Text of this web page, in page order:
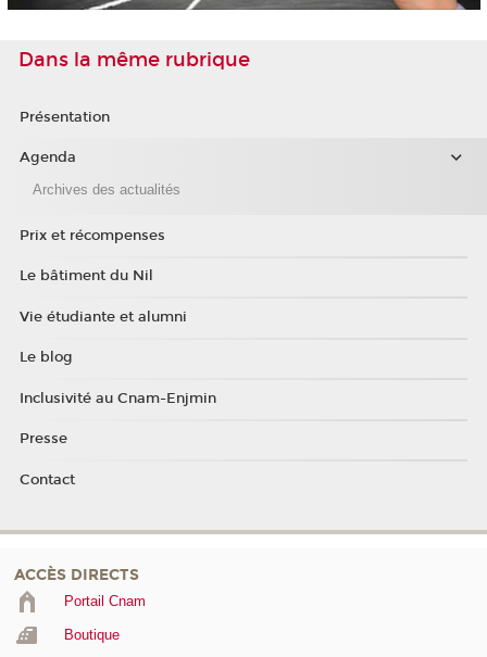
Dans la même rubrique
Présentation
Agenda
Archives des actualités
Prix et récompenses
Le bâtiment du Nil
Vie étudiante et alumni
Le blog
Inclusivité au Cnam-Enjmin
Presse
Contact
ACCÈS DIRECTS
Portail Cnam
Boutique